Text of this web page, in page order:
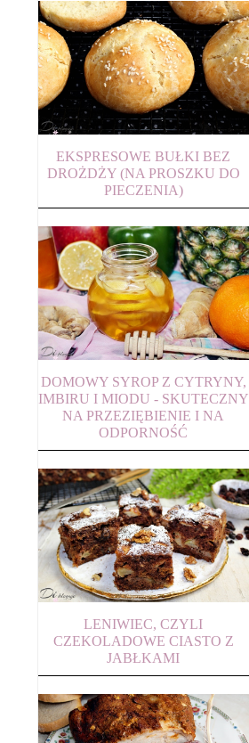
EKSPRESOWE BUŁKI BEZ
DROŻDŻY (NA PROSZKU DO
PIECZENIA)
DOMOWY SYROP Z CYTRYNY,
IMBIRU I MIODU - SKUTECZNY
NA PRZEZIĘBIENIE I NA
ODPORNOŚĆ
LENIWIEC, CZYLI
CZEKOLADOWE CIASTO Z
JABŁKAMI